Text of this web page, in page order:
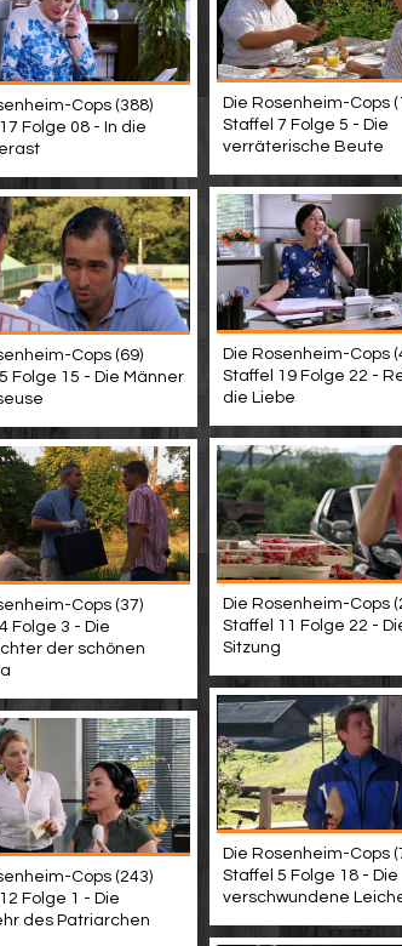
Die Rosenheim-Cops
Staffel 7 Folge 5 - Die
verräterische Beute
Cops (388)
Folge 08 - In die
Die Rosenheim-Cops
Staffel 19 Folge 22 -
die Liebe
Cops (69)
Folge 15 - Die Männer
Die Rosenheim-Cops
Staffel 11 Folge 22 -
Sitzung
Cops (37)
Folge 3 - Die
der schönen
Die Rosenheim-Cops
Staffel 5 Folge 18 - Die
verschwundene
Cops (243)
Folge 1 - Die
des Patriarchen